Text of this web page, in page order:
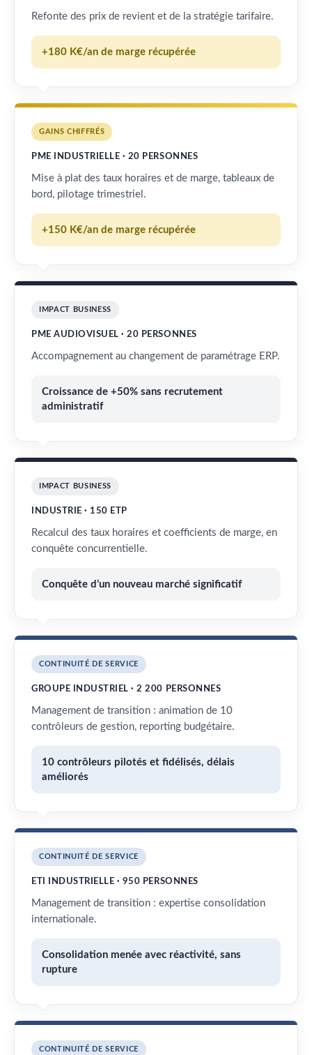
Refonte des prix de revient et de la stratégie tarifaire.
+180 K€/an de marge récupérée
GAINS CHIFFRÉS
PME INDUSTRIELLE · 20 PERSONNES
Mise à plat des taux horaires et de marge, tableaux de
bord, pilotage trimestriel.
+150 K€/an de marge récupérée
IMPACT BUSINESS
PME AUDIOVISUEL · 20 PERSONNES
Accompagnement au changement de paramétrage ERP.
Croissance de +50% sans recrutement
administratif
IMPACT BUSINESS
INDUSTRIE · 150 ETP
Recalcul des taux horaires et coefficients de marge, en
conquête concurrentielle.
Conquête d’un nouveau marché significatif
CONTINUITÉ DE SERVICE
GROUPE INDUSTRIEL · 2 200 PERSONNES
Management de transition : animation de 10
contrôleurs de gestion, reporting budgétaire.
10 contrôleurs pilotés et fidélisés, délais
améliorés
CONTINUITÉ DE SERVICE
ETI INDUSTRIELLE · 950 PERSONNES
Management de transition : expertise consolidation
internationale.
Consolidation menée avec réactivité, sans
rupture
CONTINUITÉ DE SERVICE